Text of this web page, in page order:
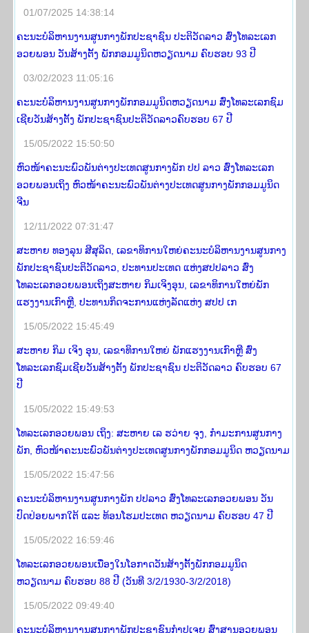
01/07/2025 14:38:14
ຄະນະບໍລິຫານງານສູນກາງພັກປະຊາຊົນ ປະຕິວັດລາວ ສົ່ງໂທລະເລກ
ອວຍພອນ ວັນສ້າງຕັ້ງ ພັກກອມມູນິດຫວຽດນາມ ຄົບຮອບ 93 ປີ
03/02/2023 11:05:16
ຄະ​ນະ​ບໍ​ລິ​ຫານ​ງານ​ສູນ​ກາງ​ພັກ​ກອມ​ມູ​ນິດ​ຫວຽດ​ນາມ ສົ່ງ​ໂທ​ລະ​ເລກ​ຊົມ​
ເຊີຍ​ວັນ​ສ້າງ​ຕັ້ງ​ ພັກ​ປະ​ຊາ​ຊົນປະ​ຕິ​ວັດ​ລາວຄົບ​ຮອບ 67 ປີ
15/05/2022 15:50:50
ຫົວໜ້າຄະນະພົວພັນຕ່າງປະເທດສູນກາງພັກ ປປ ລາວ ສົ່ງໂທລະເລກ
ອວຍພອນເຖິງ ຫົວໜ້າຄະນະພົວພັນຕ່າງປະເທດສູນກາງພັກກອມມູນິດ
ຈີນ
12/11/2022 07:31:47
ສະຫາຍ ທອງລຸນ ສີສຸລິດ, ເລຂາທິການໃຫຍ່ຄະນະບໍລິຫານງານສູນກາງ
ພັກປະຊາຊົນປະຕິວັດລາວ, ປະທານປະເທດ ແຫ່ງສປປລາວ ສົ່ງ
ໂທລະເລກອວຍພອນເຖິງສະຫາຍ ກິມເຈິງອຸນ, ເລຂາທິການໃຫຍ່ພັກ
ແຮງງານເກົາຫຼີ, ປະທານກິດຈະການແຫ່ງລັດແຫ່ງ ສປປ ເກ
15/05/2022 15:45:49
ສະຫາຍ ກິມ ເຈິງ ອຸນ, ເລຂາທິການໃຫຍ່ ພັກແຮງງານເກົາຫຼີ ສົ່ງ
ໂທລະເລກຊົມເຊີຍວັນສ້າງຕັ້ງ ພັກປະຊາຊົນ ປະຕິວັດລາວ ຄົບຮອບ 67
ປີ
15/05/2022 15:49:53
ໂທລະເລກອວຍພອນ ເຖິງ: ສະຫາຍ ເລ ຮວ່າຍ ຈຸງ, ກຳມະການສູນກາງ
ພັກ, ຫົວໜ້າຄະນະພົວພັນຕ່າງປະເທດສູນກາງພັກກອມມູນິດ ຫວຽດນາມ
15/05/2022 15:47:56
ຄະນະບໍລິຫານງານສູນກາງພັກ ປ​ປ​ລາວ ສົ່ງໂທລະເລກອວຍພອນ ວັນ
ປົດປ່ອຍພາກໃຕ້ ແລະ ທ້ອນໂຮມປະເທດ ຫວຽດນາມ ຄົບ​ຮອບ 47 ປີ
15/05/2022 16:59:46
ໂທລະເລກອວຍພອນເນື່ອງໃນໂອກາດວັນສ້າງຕັ້ງພັກກອມມູນິດ
ຫວຽດນາມ ຄົບຮອບ 88 ປີ (ວັນທີ 3/2/1930-3/2/2018)
15/05/2022 09:49:40
ຄະນະບໍລິຫານງານສູນກາງພັກປະຊາຊົນກໍາປູເຈຍ ສົ່ງສານອວຍພອນ